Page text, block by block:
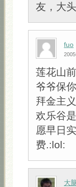
友，大
fuo
莲花山
爷爷保
拜金主
欢乐谷
愿早日
费.:lol:
大